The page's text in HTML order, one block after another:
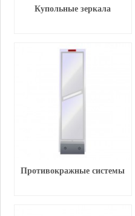
Купольные зеркала
Противокражные системы